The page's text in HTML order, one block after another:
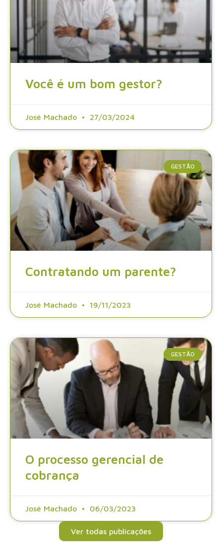
Você é um bom gestor?
José Machado 27/03/2024
GESTÃO
Contratando um parente?
José Machado 19/11/2023
GESTÃO
O processo gerencial de
cobrança
José Machado 06/03/2023
Ver todas publicações